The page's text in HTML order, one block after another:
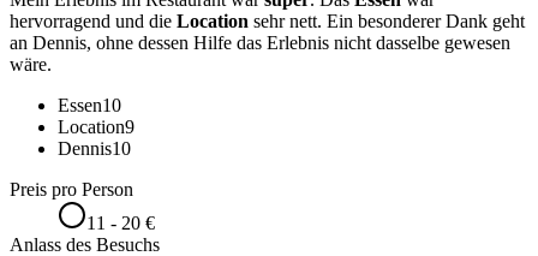
hervorragend und die Location sehr nett. Ein besonderer Dank geht
an Dennis, ohne dessen Hilfe das Erlebnis nicht dasselbe gewesen
wäre.
Essen10
Location9
Dennis10
Preis pro Person
11 - 20 €
Anlass des Besuchs